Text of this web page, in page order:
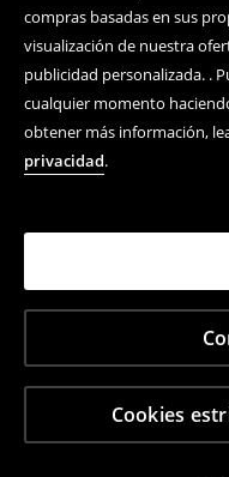
compras basadas en sus
visualización de nuestra
publicidad personalizada. .
cualquier momento
obtener más información,
privacidad.
Cookies